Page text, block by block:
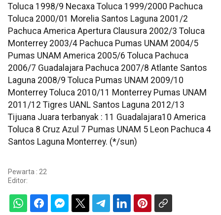
Toluca 1998/9 Necaxa Toluca 1999/2000 Pachuca
Toluca 2000/01 Morelia Santos Laguna 2001/2
Pachuca America Apertura Clausura 2002/3 Toluca
Monterrey 2003/4 Pachuca Pumas UNAM 2004/5
Pumas UNAM America 2005/6 Toluca Pachuca
2006/7 Guadalajara Pachuca 2007/8 Atlante Santos
Laguna 2008/9 Toluca Pumas UNAM 2009/10
Monterrey Toluca 2010/11 Monterrey Pumas UNAM
2011/12 Tigres UANL Santos Laguna 2012/13
Tijuana Juara terbanyak : 11 Guadalajara10 America
Toluca 8 Cruz Azul 7 Pumas UNAM 5 Leon Pachuca 4
Santos Laguna Monterrey. (*/sun)
Pewarta : 22
Editor: